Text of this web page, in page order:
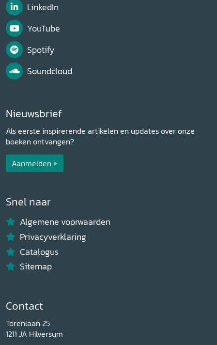
LinkedIn
YouTube
Spotify
Soundcloud
Nieuwsbrief
Als eerste inspirerende artikelen en updates over onze
boeken ontvangen?
Aanmelden
Snel naar
Algemene voorwaarden
Privacyverklaring
Catalogus
Sitemap
Contact
Torenlaan 25
1211 JA Hilversum